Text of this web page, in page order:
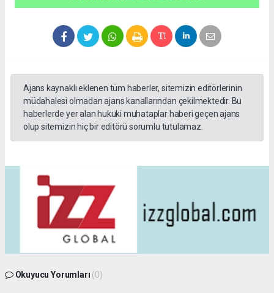
Ajans kaynaklı eklenen tüm haberler, sitemizin editörlerinin
müdahalesi olmadan ajans kanallarından çekilmektedir. Bu
haberlerde yer alan hukuki muhataplar haberi geçen ajans
olup sitemizin hiç bir editörü sorumlu tutulamaz.
Okuyucu Yorumları (0)